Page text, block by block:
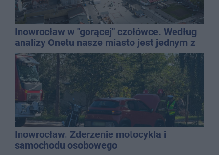
Inowrocław w "gorącej" czołówce. Według
analizy Onetu nasze miasto jest jednym z
najbardziej narażonych na upały
Inowrocław. Zderzenie motocykla i
samochodu osobowego